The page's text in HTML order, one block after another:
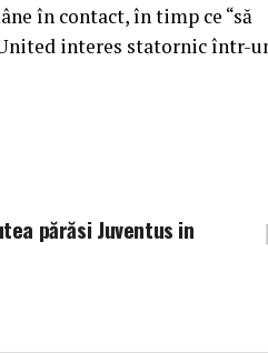
în contact, în timp ce “să
interes statornic într-
părăsi Juventus in